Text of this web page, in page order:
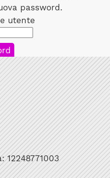
password.
utente
12248771003